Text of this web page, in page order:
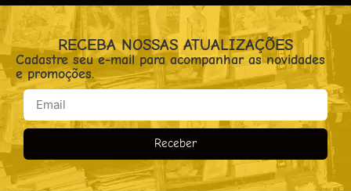
RECEBA NOSSAS ATUALIZAÇÕES
Cadastre seu e-mail para acompanhar as novidades
e promoções.
Receber